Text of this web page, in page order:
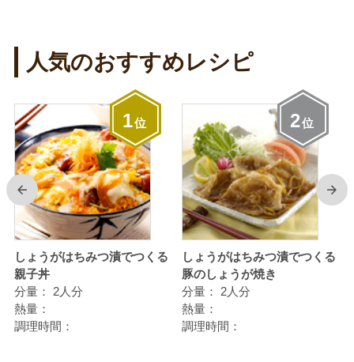
人気のおすすめレシピ
前
1位
しょうがはちみつ漬でつくる
親子丼
分量：
2人分
熱量：
調理時間：
2位
しょうがはちみつ漬でつくる
豚のしょうが焼き
分量：
2人分
熱量：
調理時間：
次